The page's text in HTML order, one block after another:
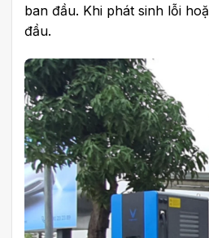
ban đầu. Khi phát sinh lỗi
đầu.